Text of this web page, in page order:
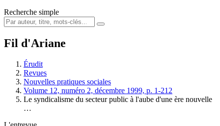
Recherche simple
Fil d'Ariane
Érudit
Revues
Nouvelles pratiques sociales
Volume 12, numéro 2, décembre 1999, p. 1-212
Le syndicalisme du secteur public à l'aube d'une ère nouvelle
…